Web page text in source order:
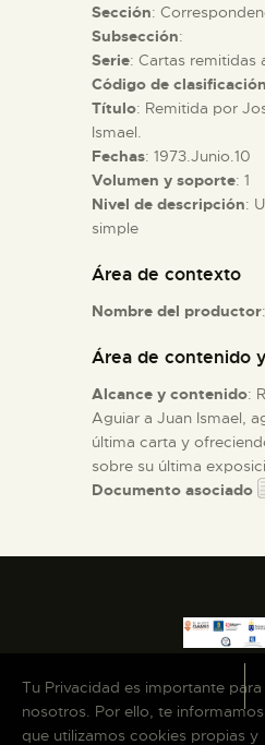
█
EL MUSEO
COLECCIONES
ESPAÑOL
Sección:
Subsección:
Serie: Cartas remitidas
Código de clasificación
Título: Remitida por
Ismael.
Fechas: 1973.Junio.10
Volumen y soporte: 1
Nivel de descripción:
simple
Área de contexto
Nombre del productor
Área de contenido
Alcance y contenido:
Aguiar a Juan Ismael,
última carta y
sobre su última
Documento asociado
Tu Privacidad es importante para
nosotros. Por ello, te informamos
que utilizamos cookies propias y